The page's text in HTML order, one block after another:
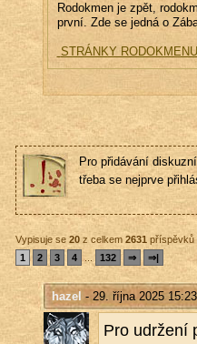
Rodokmen je zpět,
první. Zde se jedná o
STRÁNKY
Pro přidávání
třeba se nejprve
Vypisuje se 20z celkem 2631 příspěvků
1
2 3 4 ... 132 ⇒ ⇒|
hazel - 29. října 2025 15:23
Pro udr­že­ní